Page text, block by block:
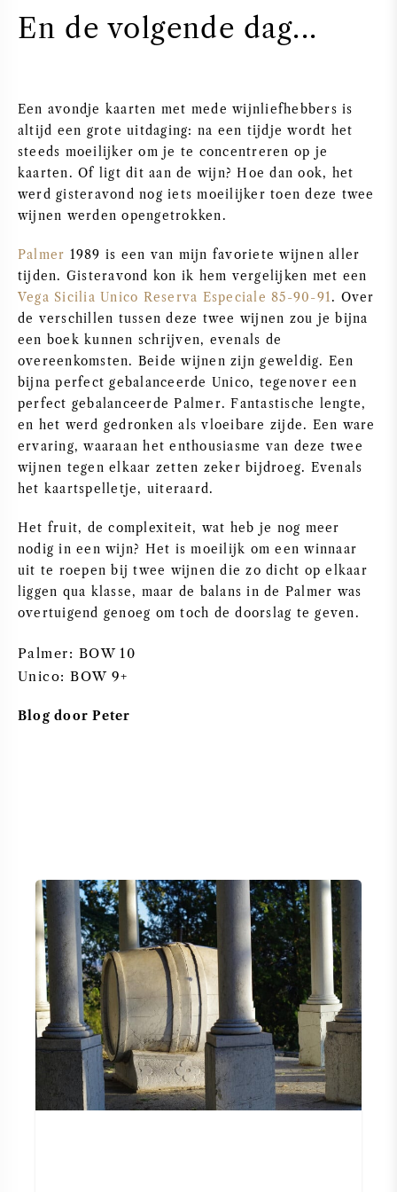
WIJNGLAZEN
WIJN SALE
RODE WIJN
WITTE WIJN
MOUSSERENDE WIJN
ROSE WIJN
ZOETE WIJN
CABERNET SAUVIGNON
CHARDONNAY
ALLE DRUIVENSOORTEN
FRANSE WIJN
ITALIAANSE WIJN
MOËT & CHANDON
ARMAND DE BRIGNAC
JACQUES SELOSSE
ALLE CHAMPAGNE MERKEN
En de volgende dag...
Een avondje kaarten met mede wijnliefhebbers is
altijd een grote uitdaging: na een tijdje wordt het
steeds moeilijker om je te concentreren op je
kaarten. Of ligt dit aan de wijn? Hoe dan ook, het
werd gisteravond nog iets moeilijker toen deze twee
wijnen werden opengetrokken.
Palmer 1989 is een van mijn favoriete wijnen aller
tijden. Gisteravond kon ik hem vergelijken met een
Vega Sicilia Unico Reserva Especiale 85-90-91. Over
de verschillen tussen deze twee wijnen zou je bijna
een boek kunnen schrijven, evenals de
overeenkomsten. Beide wijnen zijn geweldig. Een
bijna perfect gebalanceerde Unico, tegenover een
perfect gebalanceerde Palmer. Fantastische lengte,
en het werd gedronken als vloeibare zijde. Een ware
ervaring, waaraan het enthousiasme van deze twee
wijnen tegen elkaar zetten zeker bijdroeg. Evenals
het kaartspelletje, uiteraard.
Het fruit, de complexiteit, wat heb je nog meer
nodig in een wijn? Het is moeilijk om een winnaar
uit te roepen bij twee wijnen die zo dicht op elkaar
liggen qua klasse, maar de balans in de Palmer was
overtuigend genoeg om toch de doorslag te geven.
Palmer: BOW 10
Unico: BOW 9+
Blog door Peter